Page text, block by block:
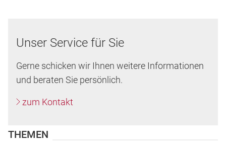
Unser Service für Sie
Gerne schicken wir Ihnen weitere Informationen
und beraten Sie persönlich.
zum Kontakt
THEMEN